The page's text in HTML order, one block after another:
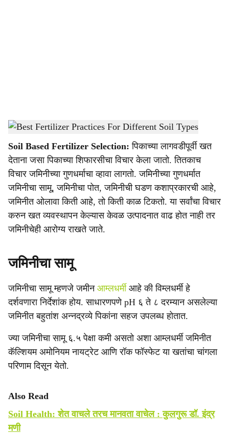
a
r
e
Best Fertilizer Practices For Different Soil Types -Agrowon
Soil Based Fertilizer Selection: पिकाच्या लागवडीपूर्वी खत
देताना जसा पिकाच्या शिफारसीचा विचार केला जातो. तितकाच
विचार जमिनीच्या गुणधर्माचा व्हावा लागतो. जमिनीच्या गुणधर्मात
जमिनीचा सामू, जमिनीचा पोत, जमिनीची घडण कशाप्रकारची आहे,
जमिनीत ओलावा किती आहे, तो किती काळ टिकतो. या सर्वांचा विचार
करुन खत व्यवस्थापन केल्यास केवळ उत्पादनात वाढ होत नाही तर
जमिनीचेही आरोग्य राखते जाते.
जमिनीचा सामू
जमिनीचा सामू म्हणजे जमीन आम्लधर्मी आहे की विम्लधर्मी हे
दर्शवणारा निर्देशांक होय. साधारणपणे pH ६ ते ८ दरम्यान असलेल्या
जमिनीत बहुतांश अन्नद्रव्ये पिकांना सहज उपलब्ध होतात.
ज्या जमिनीचा सामू ६.५ पेक्षा कमी असतो अशा आम्लधर्मी जमिनीत
कॅल्शियम अमोनियम नायट्रेट आणि रॉक फॉस्फेट या खतांचा चांगला
परिणाम दिसून येतो.
Also Read
Soil Health: शेत वाचले तरच मानवता वाचेल : कुलगुरू डॉ. इंद्र
मणी